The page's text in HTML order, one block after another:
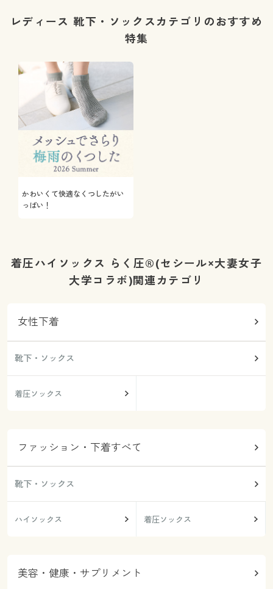
レディース 靴下・ソックスカテゴリのおすすめ
特集
かわいくて快適なくつしたがい
っぱい！
着圧ハイソックス らく圧®(セシール×大妻女子
大学コラボ)関連カテゴリ
女性下着
靴下・ソックス
着圧ソックス
ファッション・下着すべて
靴下・ソックス
ハイソックス 着圧ソックス
美容・健康・サプリメント